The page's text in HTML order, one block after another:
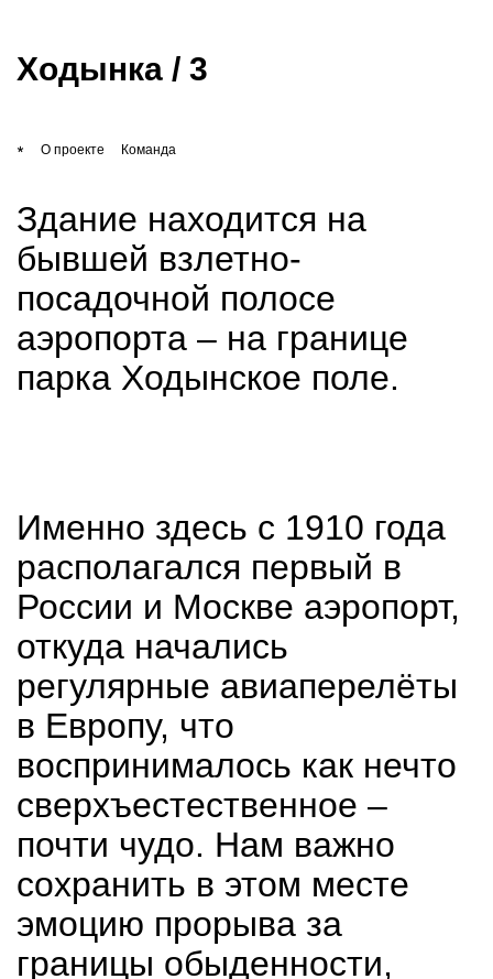
бюро
контакты
EN
Ходынка / 3
О проекте Команда
Здание находится на
бывшей взлетно-
посадочной полосе
аэропорта – на границе
парка Ходынское поле.
Именно здесь с 1910 года
располагался первый в
России и Москве аэропорт,
откуда начались
регулярные авиаперелёты
в Европу, что
воспринималось как нечто
сверхъестественное –
почти чудо. Нам важно
сохранить в этом месте
эмоцию прорыва за
границы обыденности,